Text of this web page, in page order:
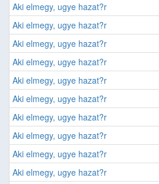
Aki elmegy, ugye hazat?r
Aki elmegy, ugye hazat?r
Aki elmegy, ugye hazat?r
Aki elmegy, ugye hazat?r
Aki elmegy, ugye hazat?r
Aki elmegy, ugye hazat?r
Aki elmegy, ugye hazat?r
Aki elmegy, ugye hazat?r
Aki elmegy, ugye hazat?r
Aki elmegy, ugye hazat?r